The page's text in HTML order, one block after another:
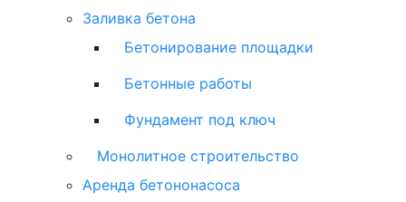
Заливка бетона
Бетонирование площадки
Бетонные работы
Фундамент под ключ
Монолитное строительство
Аренда бетононасоса